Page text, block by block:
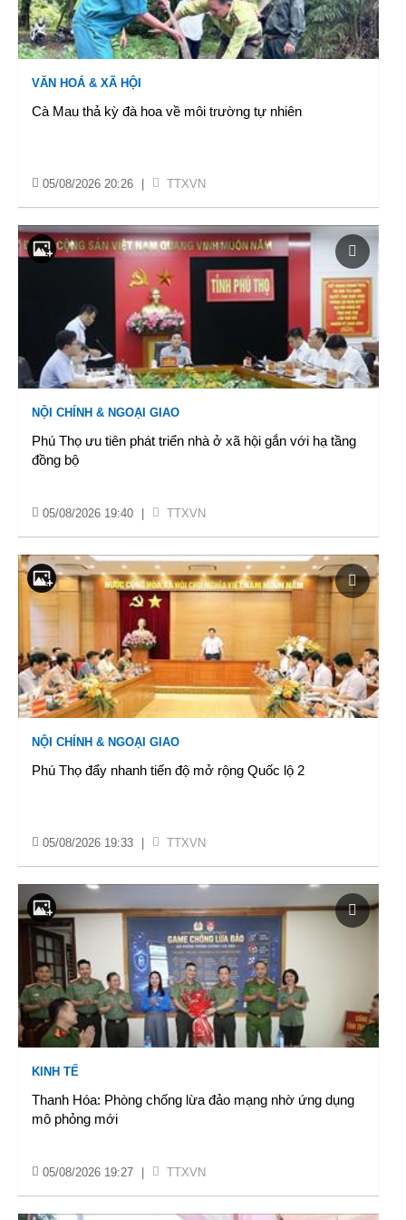
VĂN HOÁ & XÃ HỘI
Cà Mau thả kỳ đà hoa về môi trường tự nhiên
05/08/2026 20:26 TTXVN
NỘI CHÍNH & NGOẠI GIAO
Phú Thọ ưu tiên phát triển nhà ở xã hội gắn với hạ tầng
đồng bộ
05/08/2026 19:40 TTXVN
NỘI CHÍNH & NGOẠI GIAO
Phú Thọ đẩy nhanh tiến độ mở rộng Quốc lộ 2
05/08/2026 19:33 TTXVN
KINH TẾ
Thanh Hóa: Phòng chống lừa đảo mạng nhờ ứng dụng
mô phỏng mới
05/08/2026 19:27 TTXVN